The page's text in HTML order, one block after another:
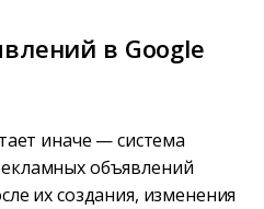
в Google
иначе — система
объявлений
их создания, изменения